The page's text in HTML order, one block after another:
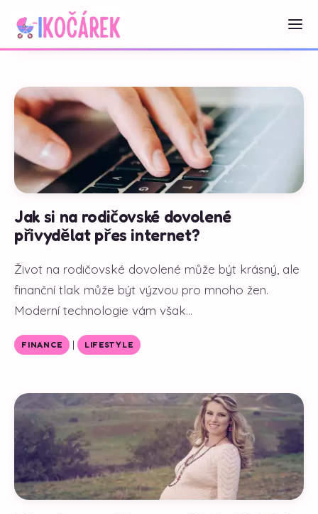
Jak si na rodičovské dovolené
přivydělat přes internet?
Život na rodičovské dovolené může být krásný, ale
finanční tlak může být výzvou pro mnoho žen.
Moderní technologie vám však...
FINANCE | LIFESTYLE